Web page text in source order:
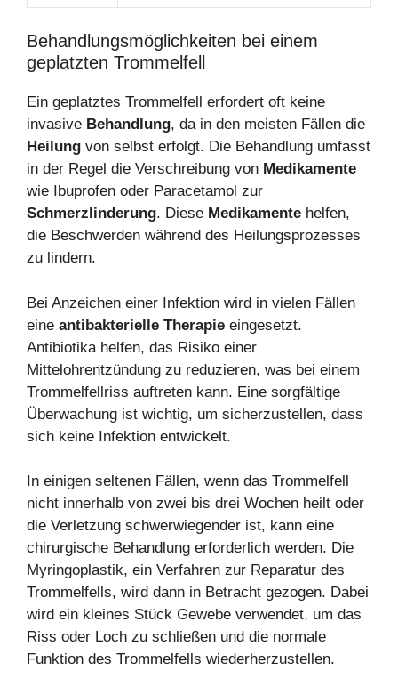
Behandlungsmöglichkeiten bei einem
geplatzten Trommelfell
Ein geplatztes Trommelfell erfordert oft keine
invasive Behandlung, da in den meisten Fällen die
Heilung von selbst erfolgt. Die Behandlung umfasst
in der Regel die Verschreibung von Medikamente
wie Ibuprofen oder Paracetamol zur
Schmerzlinderung. Diese Medikamente helfen,
die Beschwerden während des Heilungsprozesses
zu lindern.
Bei Anzeichen einer Infektion wird in vielen Fällen
eine antibakterielle Therapie eingesetzt.
Antibiotika helfen, das Risiko einer
Mittelohrentzündung zu reduzieren, was bei einem
Trommelfellriss auftreten kann. Eine sorgfältige
Überwachung ist wichtig, um sicherzustellen, dass
sich keine Infektion entwickelt.
In einigen seltenen Fällen, wenn das Trommelfell
nicht innerhalb von zwei bis drei Wochen heilt oder
die Verletzung schwerwiegender ist, kann eine
chirurgische Behandlung erforderlich werden. Die
Myringoplastik, ein Verfahren zur Reparatur des
Trommelfells, wird dann in Betracht gezogen. Dabei
wird ein kleines Stück Gewebe verwendet, um das
Riss oder Loch zu schließen und die normale
Funktion des Trommelfells wiederherzustellen.